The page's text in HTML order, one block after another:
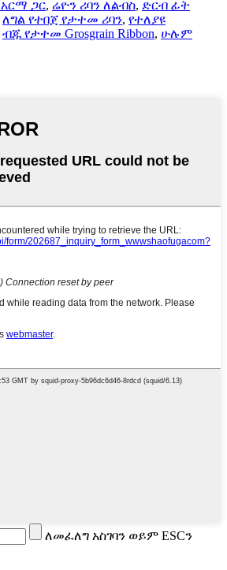
ጋር, ሬዮን ሪባን ለልብስ, ድርብ ፊት
ለግል የተበጀ የታተመ ሪባን, የተለያዩ
ብጁ የታተመ Grosgrain Ribbon, ሁሉም
ለመፈለግ አስገባን ወይም ESCን